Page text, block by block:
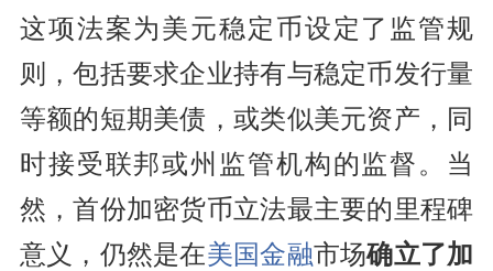
这项法案为美元稳定币设定了监管规
则，包括要求企业持有与稳定币发行量
等额的短期美债，或类似美元资产，同
时接受联邦或州监管机构的监督。当
然，首份加密货币立法最主要的里程碑
意义，仍然是在美国金融市场确立了加